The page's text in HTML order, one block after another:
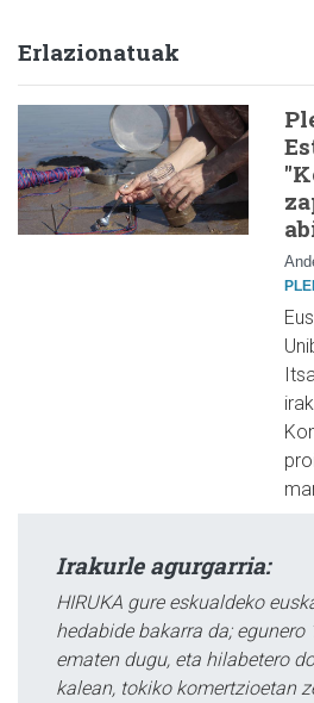
Erlazionatuak
Irakurle agurgarria:
HIRUKA gure eskualdeko
hedabide bakarra da; egunero
ematen dugu, eta hilabetero
kalean, tokiko komertzioetan